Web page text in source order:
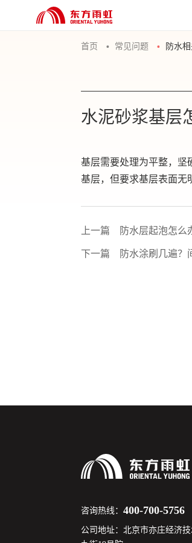
首页 常见问题 防水
水泥砂浆基层
基层需要处理为平整，坚
基层，但要求基层表面无
上一篇 防水层起泡怎么
下一篇 防水涂刷几遍？
咨询热线：400-700-5756
公司地址：北京市亦庄经济技